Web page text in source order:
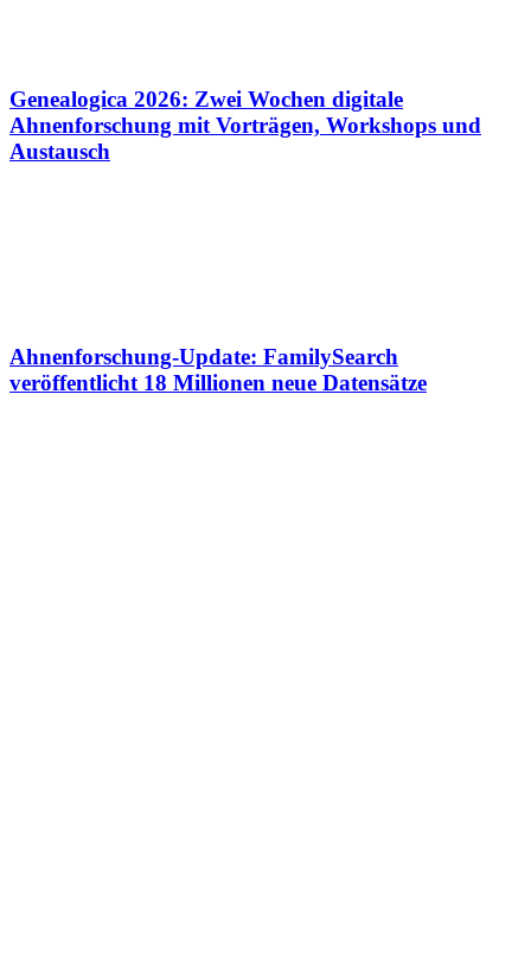
Genealogica 2026: Zwei Wochen digitale
Ahnenforschung mit Vorträgen, Workshops und
Austausch
Ahnenforschung-Update: FamilySearch
veröffentlicht 18 Millionen neue Datensätze